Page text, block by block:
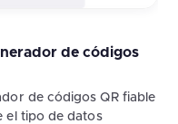
de códigos
de códigos QR fiable
el tipo de datos